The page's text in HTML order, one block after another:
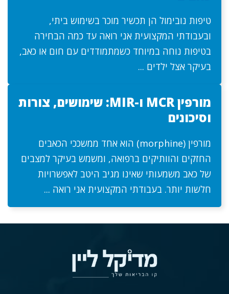
טיפות נובימול הן תכשיר מוכר בשימוש ביתי,
ובעבודתי המקצועית אני רואה עד כמה הבחירה
בטיפות נוחה במיוחד כשמתמודדים עם חום או כאב,
בעיקר אצל ילדים ...
מורפין MCR ו-MIR: שימושים, צורות
וסיכונים
מורפין (morphine) הוא אחד ממשככי הכאבים
החזקים והוותיקים ברפואה, ומשמש בעיקר למצבים
של כאב משמעותי שאינו מגיב היטב לאפשרויות
חלשות יותר. בעבודתי המקצועית אני רואה ...